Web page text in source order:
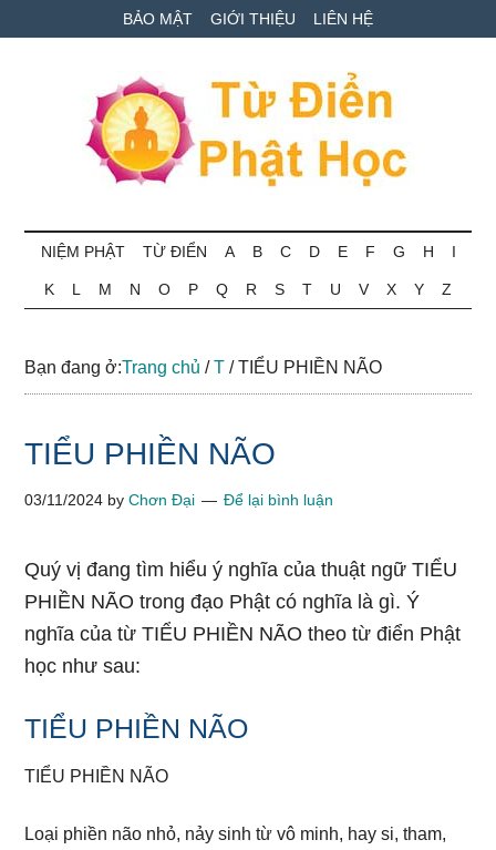
to
to
qua
BẢO MẬT GIỚI THIỆU LIÊN HỆ
Từ
điển
Phật
học
ngữ
NIỆM PHẬT TỪ ĐIỂN A B C D E F G H I
K L M N O P Q R S T U V X Y Z
Bạn đang ở:Trang chủ / T /TIỂU PHIỀN NÃO
TIỂU PHIỀN NÃO
03/11/2024 byChơn Đại Để lại bình luận
Quý vị đang tìm hiểu ý nghĩa của thuật ngữ TIỂU
PHIỀN NÃO trong đạo Phật có nghĩa là gì. Ý
nghĩa của từ TIỂU PHIỀN NÃO theo từ điển Phật
học như sau:
TIỂU PHIỀN NÃO
TIỂU PHIỀN NÃO
Loại phiền não nhỏ, nảy sinh từ vô minh, hay si, tham,